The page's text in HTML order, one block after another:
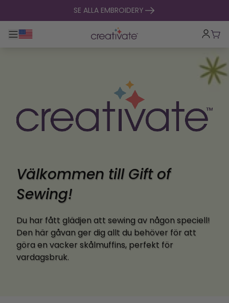
SE ALLA EMBROIDERY
Toggle huvudnavigering
Välkommen till Gift of
Sewing!
Du har fått glädjen att sewing av någon speciell!
Den här gåvan ger dig allt du behöver för att
göra en vacker skålmuffins, perfekt för
vardagsbruk.